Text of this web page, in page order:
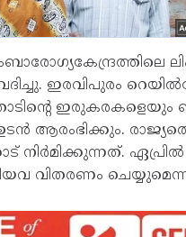
ഇരവിപുരം
ഇരുകരകളെയും
ഉടൻ ആരംഭിക്കും.
നിർമിക്കുന്നത്.
വിതരണം ചെയ്യുമെന്നും